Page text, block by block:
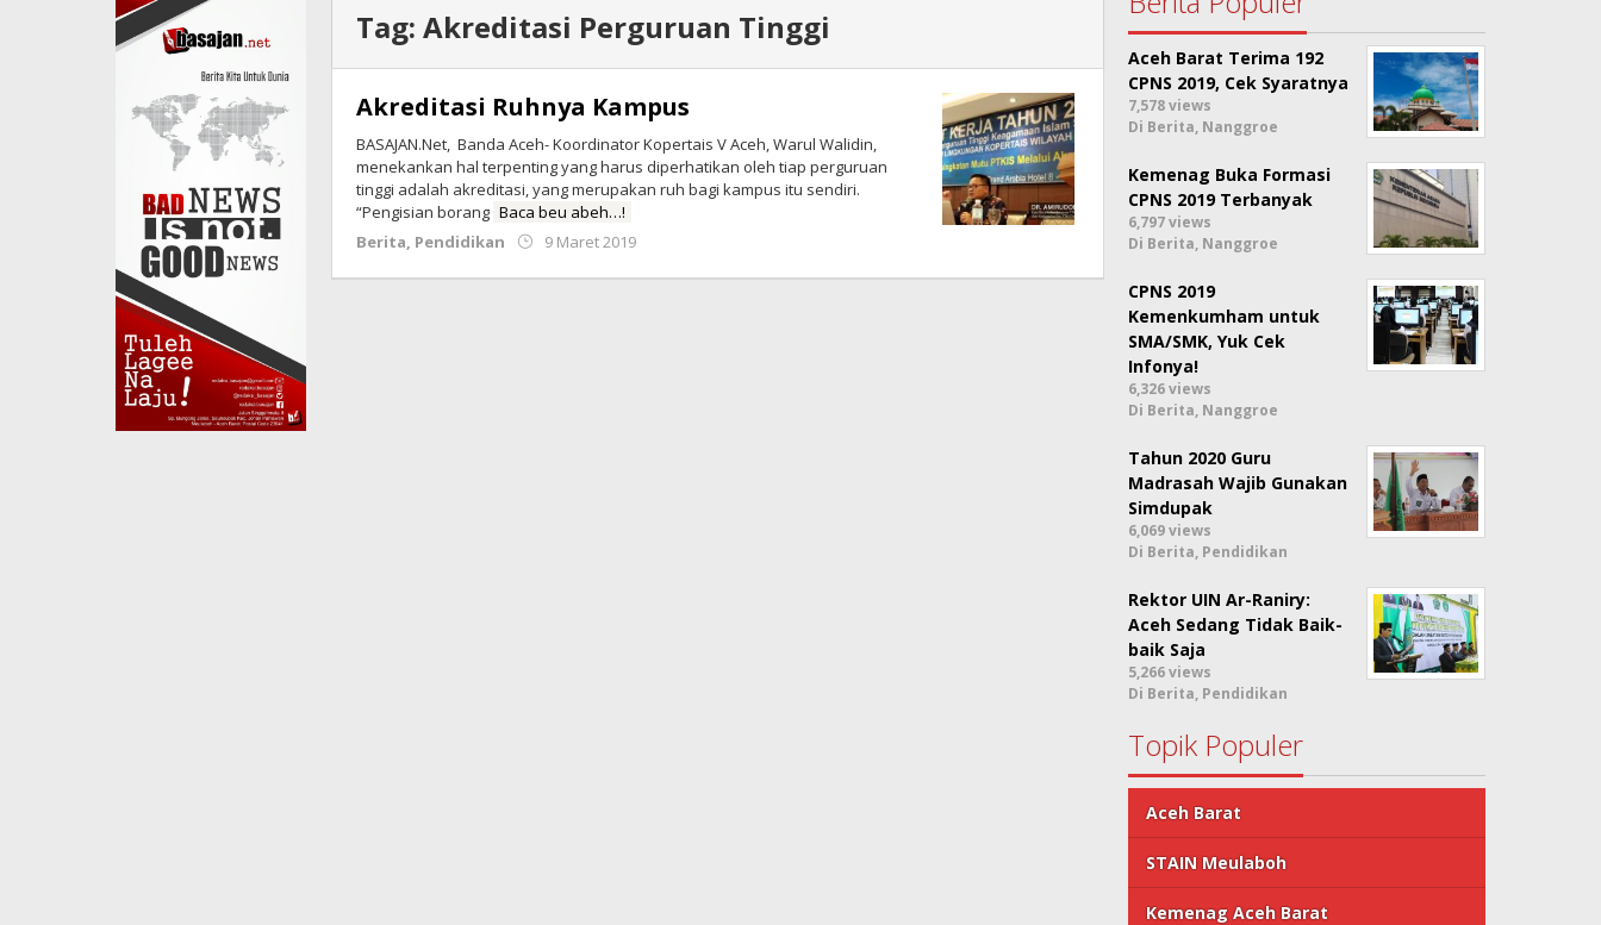
Tag:Akreditasi Perguruan Tinggi
Akreditasi Ruhnya Kampus
BASAJAN.Net, Banda Aceh- Koordinator Kopertais V Aceh, Warul Walidin,
menekankan hal terpenting yang harus diperhatikan oleh tiap perguruan
tinggi adalah akreditasi, yang merupakan ruh bagi kampus itu sendiri.
“Pengisian borang Baca beu abeh…!
Berita, Pendidikan 9 Maret 2019
Aceh Barat Terima 192
CPNS 2019, Cek Syaratnya
7,578 views
Di Berita, Nanggroe
Kemenag Buka Formasi
CPNS 2019 Terbanyak
6,797 views
Di Berita, Nanggroe
CPNS 2019
Kemenkumham untuk
SMA/SMK, Yuk Cek
Infonya!
6,326 views
Di Berita, Nanggroe
Tahun 2020 Guru
Madrasah Wajib Gunakan
Simdupak
6,069 views
Di Berita, Pendidikan
Rektor UIN Ar-Raniry:
Aceh Sedang Tidak Baik-
baik Saja
5,266 views
Di Berita, Pendidikan
Topik Populer
Aceh Barat
STAIN Meulaboh
Kemenag Aceh Barat